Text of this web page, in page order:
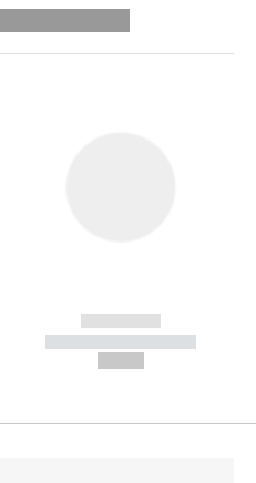
------------
----------- -----------